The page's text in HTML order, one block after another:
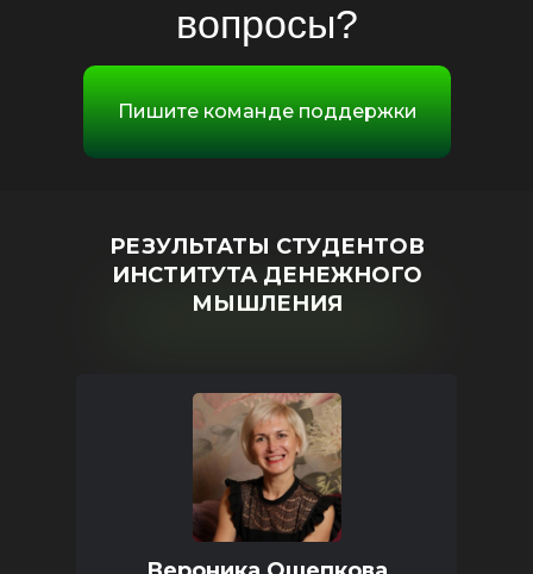
вопросы?
Пишите команде поддержки
РЕЗУЛЬТАТЫ СТУДЕНТОВ
ИНСТИТУТА ДЕНЕЖНОГО
МЫШЛЕНИЯ